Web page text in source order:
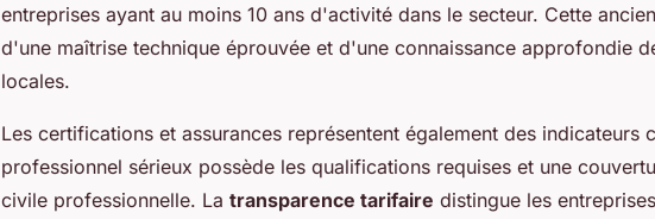
entreprises ayant au moins 10 ans d'activité dans le secteur. Cette
d'une maîtrise technique éprouvée et d'une connaissance approfondie
locales.
Les certifications et assurances représentent également des indicateurs
professionnel sérieux possède les qualifications requises et une
civile professionnelle. La transparence tarifaire distingue les